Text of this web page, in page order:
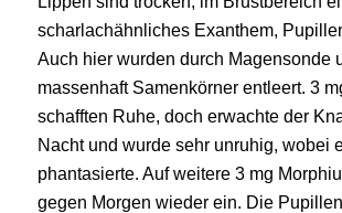
scharlachähnliches Exanthem,
Auch hier wurden durch Magensonde
massenhaft Samenkörner entleert. 3
schafften Ruhe, doch erwachte der
Nacht und wurde sehr unruhig, wobei
phantasierte. Auf weitere 3 mg
gegen Morgen wieder ein. Die